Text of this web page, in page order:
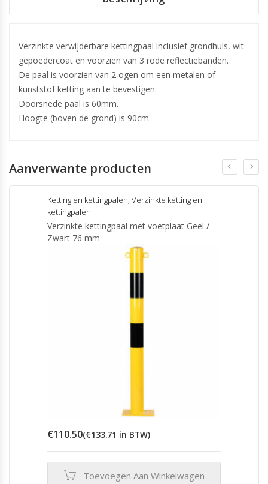
Verzinkte verwijderbare kettingpaal inclusief grondhuls, wit
gepoedercoat en voorzien van 3 rode reflectiebanden.
De paal is voorzien van 2 ogen om een metalen of
kunststof ketting aan te bevestigen.
Doorsnede paal is 60mm.
Hoogte (boven de grond) is 90cm.
Aanverwante producten
Ketting en kettingpalen, Verzinkte ketting en
kettingpalen
Verzinkte kettingpaal met voetplaat Geel /
Zwart 76 mm
€110.50(€133.71 in BTW)
Toevoegen Aan Winkelwagen